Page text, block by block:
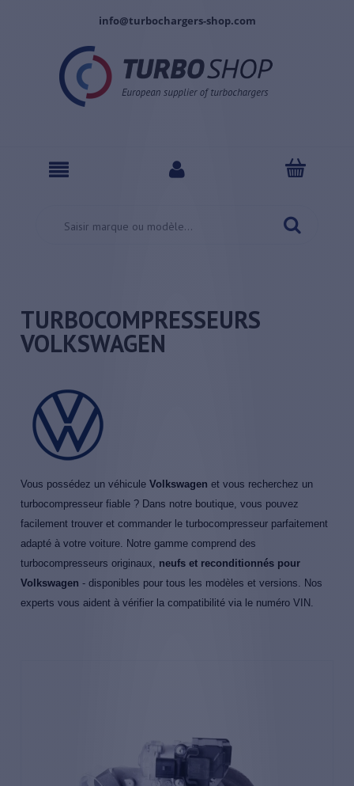
info@turbochargers-shop.com
TURBOCOMPRESSEURS
VOLKSWAGEN
Vous possédez un véhicule Volkswagen et vous recherchez un
turbocompresseur fiable ? Dans notre boutique, vous pouvez
facilement trouver et commander le turbocompresseur parfaitement
adapté à votre voiture. Notre gamme comprend des
turbocompresseurs originaux, neufs et reconditionnés pour
Volkswagen - disponibles pour tous les modèles et versions. Nos
experts vous aident à vérifier la compatibilité via le numéro VIN.